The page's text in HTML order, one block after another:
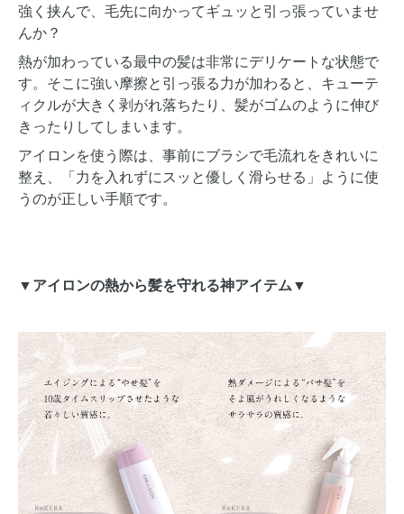
強く挟んで、毛先に向かってギュッと引っ張っていませ
んか？
熱が加わっている最中の髪は非常にデリケートな状態で
す。そこに強い摩擦と引っ張る力が加わると、キューテ
ィクルが大きく剥がれ落ちたり、髪がゴムのように伸び
きったりしてしまいます。
アイロンを使う際は、事前にブラシで毛流れをきれいに
整え、「力を入れずにスッと優しく滑らせる」ように使
うのが正しい手順です。
▼アイロンの熱から髪を守れる神アイテム▼